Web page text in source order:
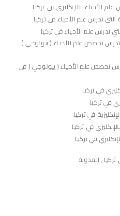
الأحياء بالإنكليزي في تركيا
تدرس علم الأحياء في تركيا
تدرس علم الأحياء في تركيا
تخصص علم الأحياء ( بيولوجي )
تخصص علم الأحياء ( بيولوجي ) في
في تركيا
في تركيا
في تركيا
في تركيا
في تركيا
,المدونة